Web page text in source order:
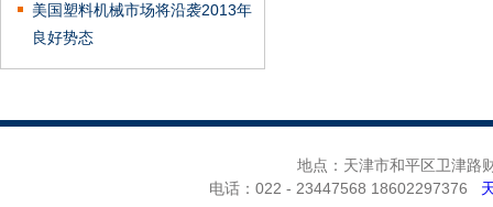
美国塑料机械市场将沿袭2013年
良好势态
地点：天津市和平区卫津
电话：022 - 23447568 18602297376